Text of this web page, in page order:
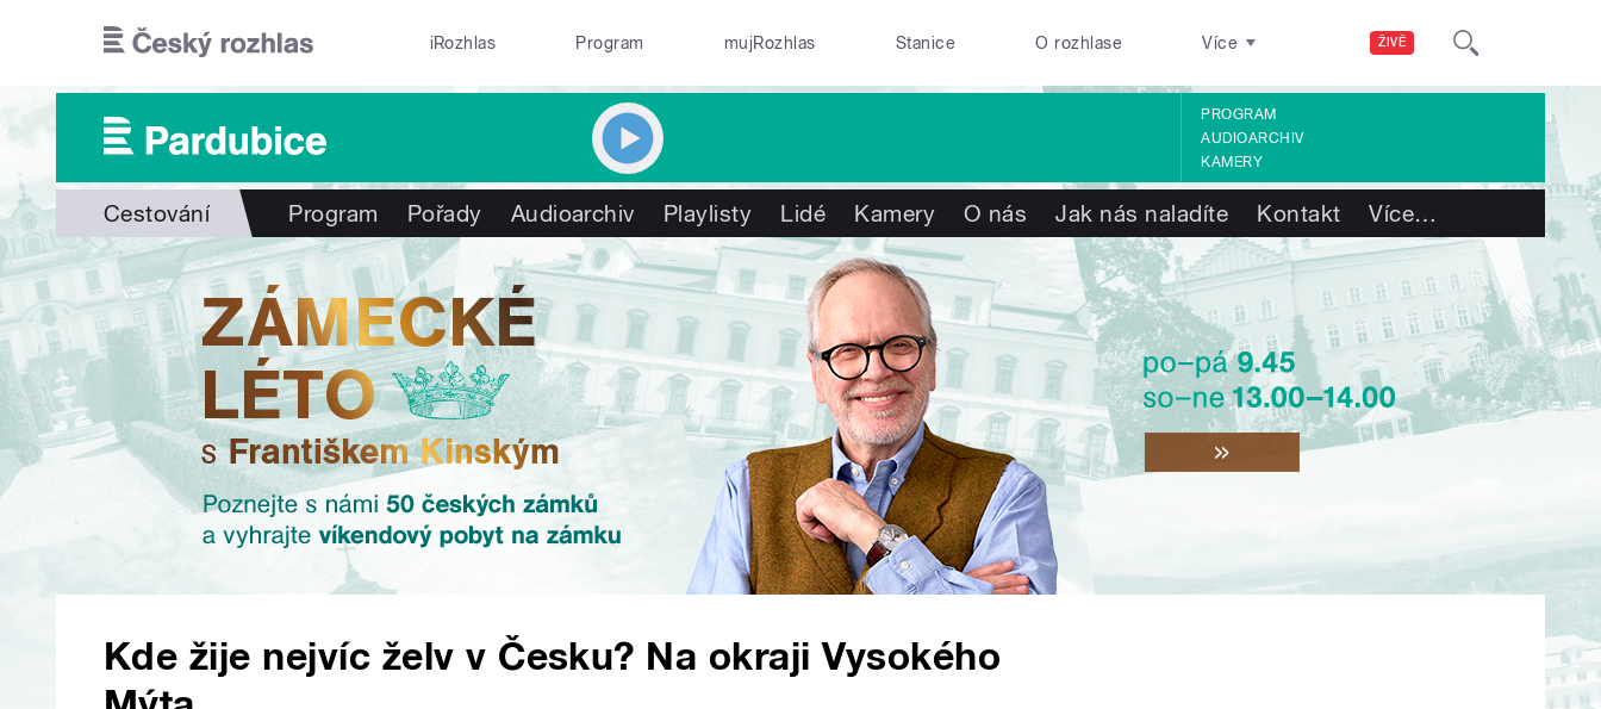
ŽIVĚ
iRozhlas Program mujRozhlas Stanice O rozhlase Více
PROGRAM
AUDIOARCHIV
KAMERY
Cestování Program Pořady Audioarchiv Playlisty Lidé Kamery O nás Jak nás naladíte Kontakt Více…
Kde žije nejvíc želv v Česku? Na okraji Vysokého